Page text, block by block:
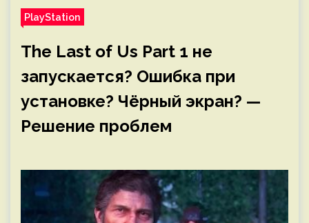
PlayStation
The Last of Us Part 1 не
запускается? Ошибка при
установке? Чёрный экран? —
Решение проблем